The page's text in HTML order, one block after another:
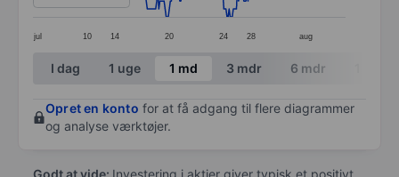
jul 10 14 20 24 28 aug
End of interactive chart.
I dag 1 uge 1 md 3 mdr 6 mdr
Opret en konto for at få adgang til flere diagrammer
og analyse værktøjer.
Godt at vide: Investering i aktier giver typisk et positivt